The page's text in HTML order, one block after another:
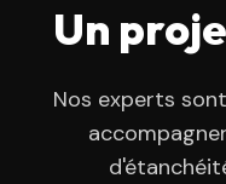
Un
Nos experts